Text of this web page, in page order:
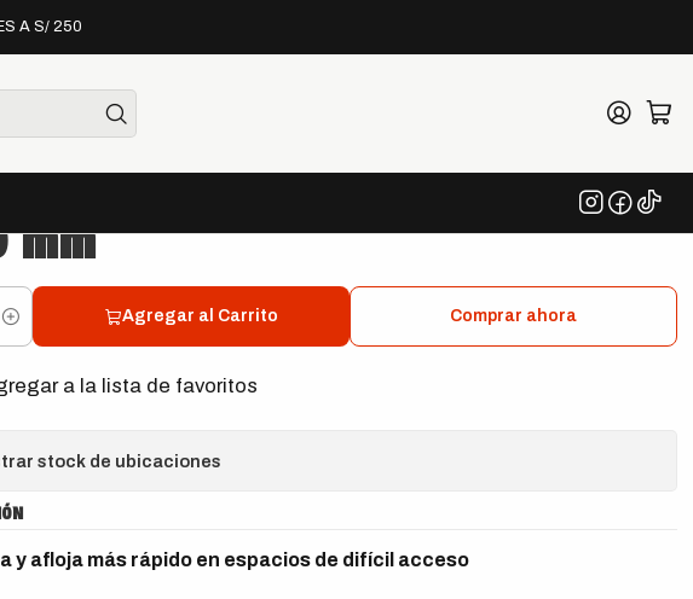
A S/ 250
Manguito de Giro Rápido 3/8" x 200 mm
8794 LB Extensión Zyklop con
de Giro Rápido 3/8" x
mm
Agregar al Carrito Comprar ahora
a la lista de favoritos
stock de ubicaciones
y afloja más rápido en espacios de difícil acceso